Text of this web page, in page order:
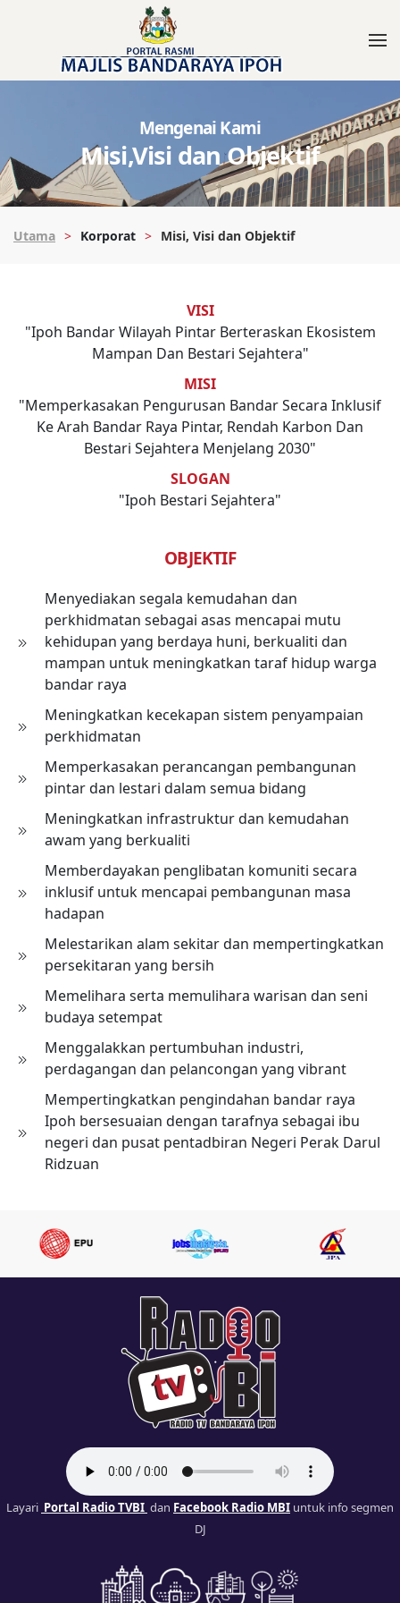
Mengenai Kami
Misi,Visi dan Objektif
Utama Korporat Misi, Visi dan Objektif
VISI
"Ipoh Bandar Wilayah Pintar Berteraskan Ekosistem
Mampan Dan Bestari Sejahtera"
MISI
"Memperkasakan Pengurusan Bandar Secara Inklusif
Ke Arah Bandar Raya Pintar, Rendah Karbon Dan
Bestari Sejahtera Menjelang 2030"
SLOGAN
"Ipoh Bestari Sejahtera"
OBJEKTIF
Menyediakan segala kemudahan dan
perkhidmatan sebagai asas mencapai mutu
kehidupan yang berdaya huni, berkualiti dan
mampan untuk meningkatkan taraf hidup warga
bandar raya
Meningkatkan kecekapan sistem penyampaian
perkhidmatan
Memperkasakan perancangan pembangunan
pintar dan lestari dalam semua bidang
Meningkatkan infrastruktur dan kemudahan
awam yang berkualiti
Memberdayakan penglibatan komuniti secara
inklusif untuk mencapai pembangunan masa
hadapan
Melestarikan alam sekitar dan mempertingkatkan
persekitaran yang bersih
Memelihara serta memulihara warisan dan seni
budaya setempat
Menggalakkan pertumbuhan industri,
perdagangan dan pelancongan yang vibrant
Mempertingkatkan pengindahan bandar raya
Ipoh bersesuaian dengan tarafnya sebagai ibu
negeri dan pusat pentadbiran Negeri Perak Darul
Ridzuan
Layari Portal Radio TVBI dan Facebook Radio MBI untuk info segmen
DJ